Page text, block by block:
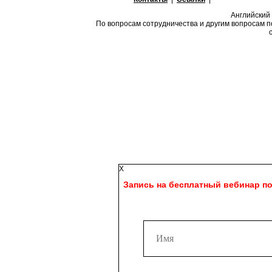
По вопросам сотрудничества и другим вопросам
X
Запись на бесплатный вебинар